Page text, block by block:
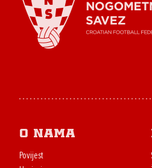
O nama
Povijest